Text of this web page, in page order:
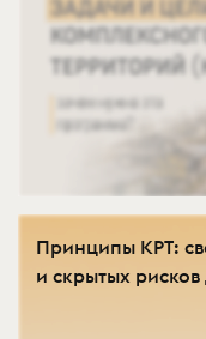
Принципы КРТ:
и скрытых рисков